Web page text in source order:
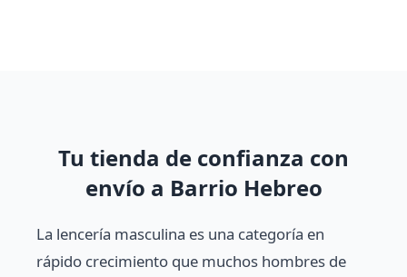
Tu tienda de confianza con
envío a Barrio Hebreo
La lencería masculina es una categoría en
rápido crecimiento que muchos hombres de